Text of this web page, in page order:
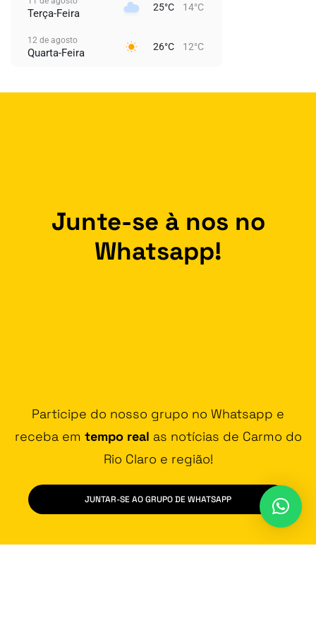
Terça-Feira 25°C 14°C
12 de agosto
Quarta-Feira 26°C 12°C
Junte-se à nos no
Whatsapp!
Participe do nosso grupo no Whatsapp e
receba em tempo real as notícias de Carmo do
Rio Claro e região!
JUNTAR-SE AO GRUPO DE WHATSAPP